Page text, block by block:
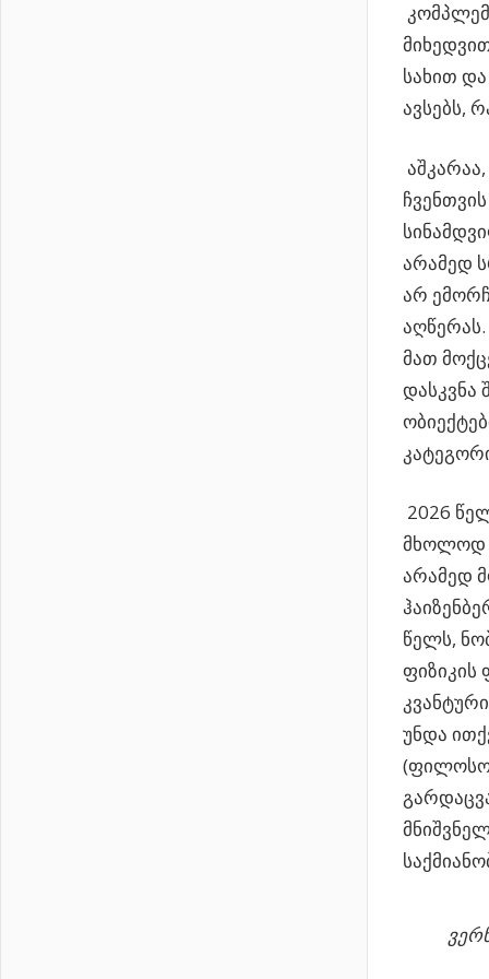
სახით
ავსებს,
არამედ
არ
მათ
დასკვნა
2026
მხოლოდ
არამედ
წელს,
ფიზიკის
უნდა